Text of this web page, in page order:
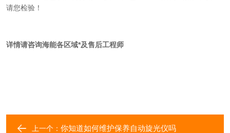
请您检验！
详情请咨询海能各区域*及售后工程师
上一个： 你知道如何维护保养自动旋光仪吗